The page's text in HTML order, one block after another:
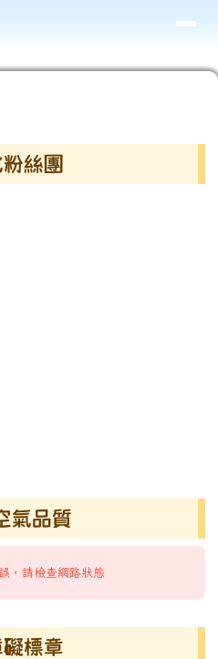
絲團
氣品質
，請檢查網路狀態
標章